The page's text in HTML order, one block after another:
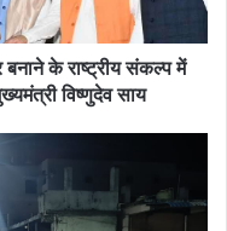
के राष्ट्रीय संकल्प में
विष्णुदेव साय